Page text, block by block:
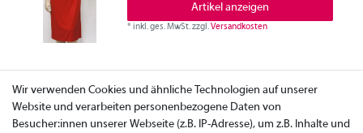
Artikel anzeigen
*inkl. ges. MwSt.zzgl.Versandkosten
Wir verwenden Cookies und ähnliche Technologien auf unserer
Website und verarbeiten personenbezogene Daten von
Besucher:innen unserer Webseite (z.B. IP-Adresse), um z.B. Inhalte und